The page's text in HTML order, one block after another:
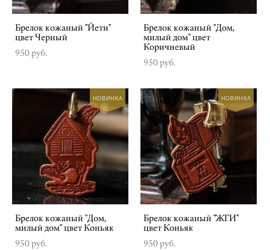
Брелок кожаный "Йети"
цвет Черный
950 pуб.
Брелок кожаный "Дом,
милый дом" цвет
Коричневый
950 pуб.
НОВИНКА
Брелок кожаный "Дом,
милый дом" цвет Коньяк
950 pуб.
НОВИНКА
Брелок кожаный "ЖГИ"
цвет Коньяк
950 pуб.